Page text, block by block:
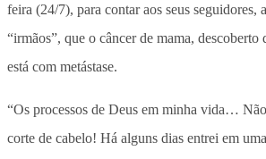
feira (24/7), para contar aos seus seguidores,
“irmãos”, que o câncer de mama, descoberto
está com metástase.
“Os processos de Deus em minha vida…
corte de cabelo! Há alguns dias entrei em